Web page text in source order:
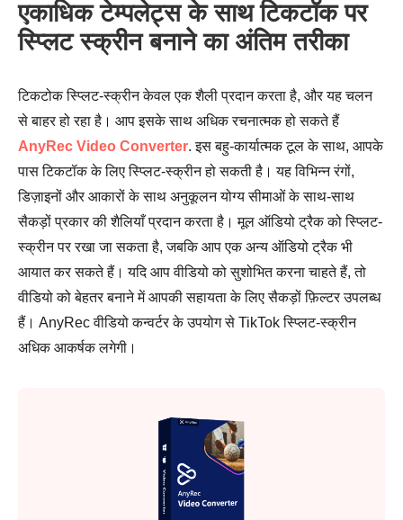
एकाधिक टेम्पलेट्स के साथ टिकटॉक पर
स्प्लिट स्क्रीन बनाने का अंतिम तरीका
टिकटोक स्प्लिट-स्क्रीन केवल एक शैली प्रदान करता है, और यह चलन
से बाहर हो रहा है। आप इसके साथ अधिक रचनात्मक हो सकते हैं
AnyRec Video Converter. इस बहु-कार्यात्मक टूल के साथ, आपके
पास टिकटॉक के लिए स्प्लिट-स्क्रीन हो सकती है। यह विभिन्न रंगों,
डिज़ाइनों और आकारों के साथ अनुकूलन योग्य सीमाओं के साथ-साथ
सैकड़ों प्रकार की शैलियाँ प्रदान करता है। मूल ऑडियो ट्रैक को स्प्लिट-
स्क्रीन पर रखा जा सकता है, जबकि आप एक अन्य ऑडियो ट्रैक भी
आयात कर सकते हैं। यदि आप वीडियो को सुशोभित करना चाहते हैं, तो
वीडियो को बेहतर बनाने में आपकी सहायता के लिए सैकड़ों फ़िल्टर उपलब्ध
हैं। AnyRec वीडियो कन्वर्टर के उपयोग से TikTok स्प्लिट-स्क्रीन
अधिक आकर्षक लगेगी।